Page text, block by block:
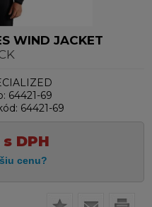
WIND JACKET
64421-69
64421-69
DPH